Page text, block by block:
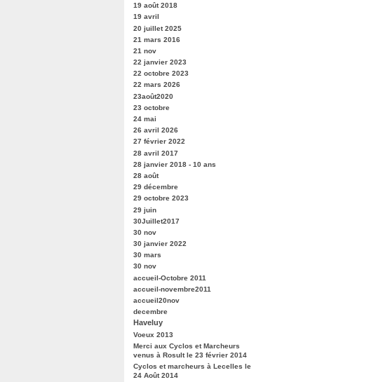
19 août 2018
19 avril
20 juillet 2025
21 mars 2016
21 nov
22 janvier 2023
22 octobre 2023
22 mars 2026
23août2020
23 octobre
24 mai
26 avril 2026
27 février 2022
28 avril 2017
28 janvier 2018 - 10 ans
28 août
29 décembre
29 octobre 2023
29 juin
30Juillet2017
30 nov
30 janvier 2022
30 mars
30 nov
accueil-Octobre 2011
accueil-novembre2011
accueil20nov
decembre
Haveluy
Voeux 2013
Merci aux Cyclos et Marcheurs
venus à Rosult le 23 février 2014
Cyclos et marcheurs à Lecelles le
24 Août 2014